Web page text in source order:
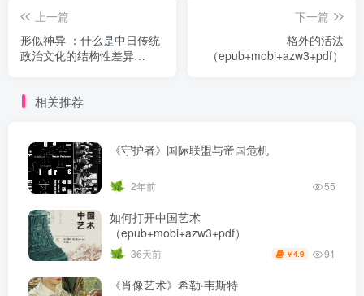
上一篇
形似神异 ：什么是中日传统
政治文化的结构性差异
下一篇
格外的活法
（epub+mobi+azw3+pdf）
相关推荐
《守护者》国际联盟与帝国危机
2年前 55
如何打开中国艺术
（epub+mobi+azw3+pdf）
36天前 ￥4.9 91
《肖像艺术》希勒·韦斯特